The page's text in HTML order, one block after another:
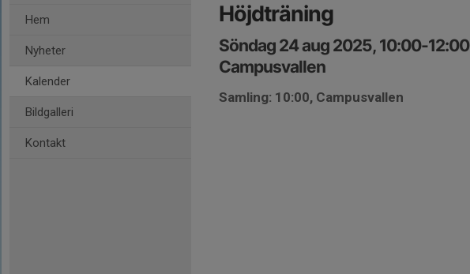
Hem
Nyheter
Kalender
Bildgalleri
Kontakt
Höjdträning
Söndag 24 aug 2025, 10:00-12:00
Campusvallen
Samling: 10:00, Campusvallen